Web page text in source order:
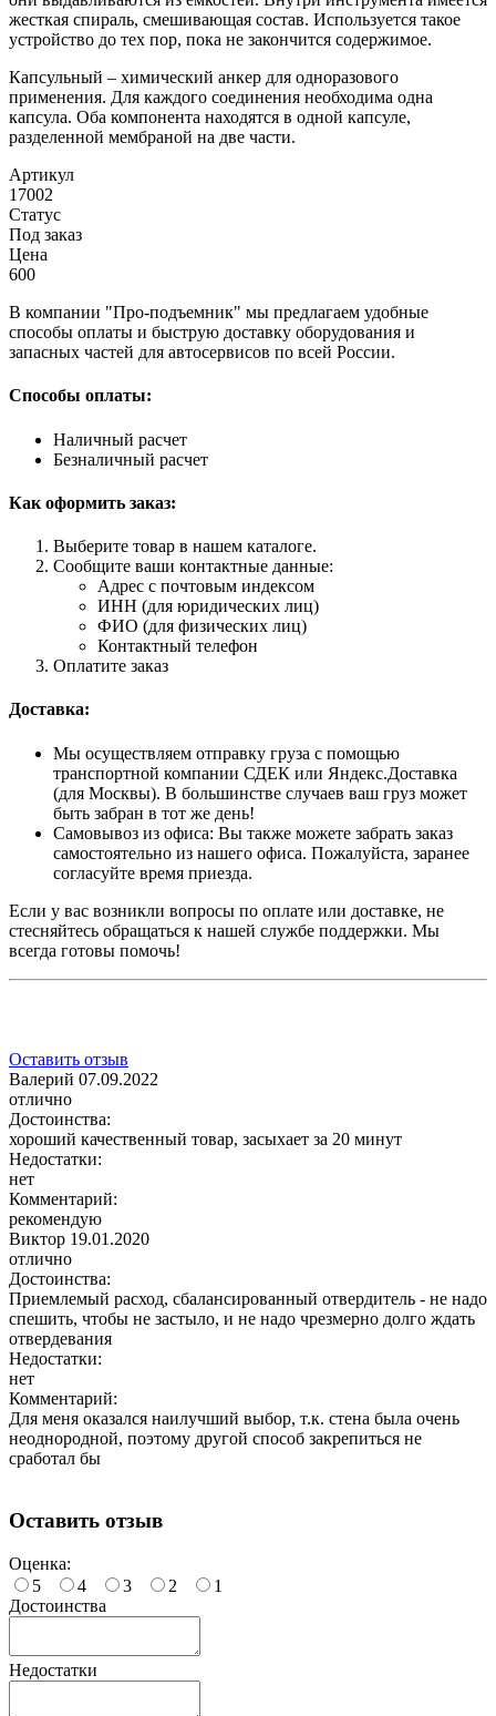
жесткая спираль, смешивающая состав. Используется такое
устройство до тех пор, пока не закончится содержимое.
Капсульный – химический анкер для одноразового
применения. Для каждого соединения необходима одна
капсула. Оба компонента находятся в одной капсуле,
разделенной мембраной на две части.
Артикул
17002
Статус
Под заказ
Цена
600
В компании "Про-подъемник" мы предлагаем удобные
способы оплаты и быструю доставку оборудования и
запасных частей для автосервисов по всей России.
Способы оплаты:
Наличный расчет
Безналичный расчет
Как оформить заказ:
Выберите товар в нашем каталоге.
Сообщите ваши контактные данные:
Адрес с почтовым индексом
ИНН (для юридических лиц)
ФИО (для физических лиц)
Контактный телефон
Оплатите заказ
Доставка:
Мы осуществляем отправку груза с помощью
транспортной компании СДЕК или Яндекс.Доставка
(для Москвы). В большинстве случаев ваш груз может
быть забран в тот же день!
Самовывоз из офиса: Вы также можете забрать заказ
самостоятельно из нашего офиса. Пожалуйста, заранее
согласуйте время приезда.
Если у вас возникли вопросы по оплате или доставке, не
стесняйтесь обращаться к нашей службе поддержки. Мы
всегда готовы помочь!
Оставить отзыв
Валерий 07.09.2022
отлично
Достоинства:
хороший качественный товар, засыхает за 20 минут
Недостатки:
нет
Комментарий:
рекомендую
Виктор 19.01.2020
отлично
Достоинства:
Приемлемый расход, сбалансированный отвердитель - не надо
спешить, чтобы не застыло, и не надо чрезмерно долго ждать
отвердевания
Недостатки:
нет
Комментарий:
Для меня оказался наилучший выбор, т.к. стена была очень
неоднородной, поэтому другой способ закрепиться не
сработал бы
Оставить отзыв
Оценка:
5
4 3 2
1
Достоинства
Недостатки